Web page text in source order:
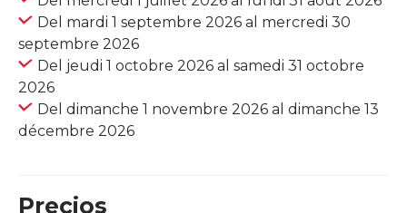
Del mardi 1 septembre 2026 al mercredi 30
septembre 2026
Del jeudi 1 octobre 2026 al samedi 31 octobre
2026
Del dimanche 1 novembre 2026 al dimanche 13
décembre 2026
Precios